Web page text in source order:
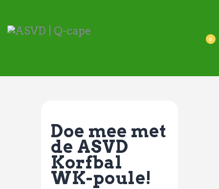
0
Wedstrijdzaken
Activiteiten kalender
Treffer boeken
Webstore
Doe mee met
de ASVD
Korfbal
WK-poule!